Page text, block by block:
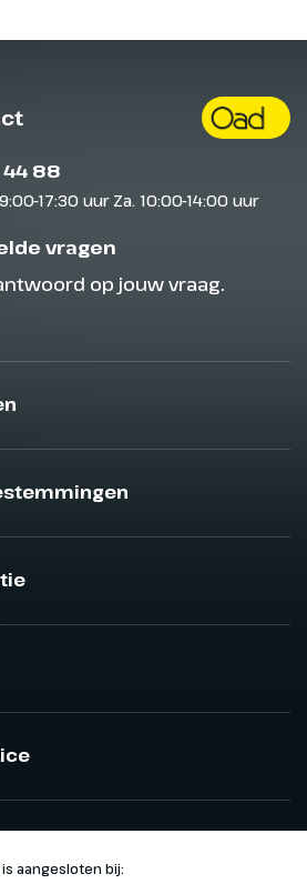
88
17:30 uur Za. 10:00-14:00 uur
vragen
op jouw vraag.
is aangesloten bij: